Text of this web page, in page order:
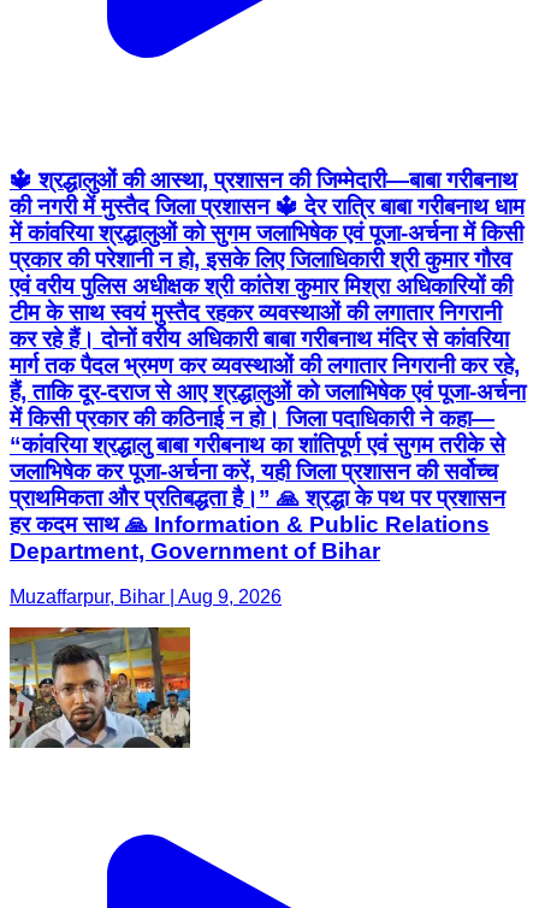
🔱 श्रद्धालुओं की आस्था, प्रशासन की जिम्मेदारी—बाबा गरीबनाथ
की नगरी में मुस्तैद जिला प्रशासन 🔱 देर रात्रि बाबा गरीबनाथ धाम
में कांवरिया श्रद्धालुओं को सुगम जलाभिषेक एवं पूजा-अर्चना में किसी
प्रकार की परेशानी न हो, इसके लिए जिलाधिकारी श्री कुमार गौरव
एवं वरीय पुलिस अधीक्षक श्री कांतेश कुमार मिश्रा अधिकारियों की
टीम के साथ स्वयं मुस्तैद रहकर व्यवस्थाओं की लगातार निगरानी
कर रहे हैं। दोनों वरीय अधिकारी बाबा गरीबनाथ मंदिर से कांवरिया
मार्ग तक पैदल भ्रमण कर व्यवस्थाओं की लगातार निगरानी कर रहे,
हैं, ताकि दूर-दराज से आए श्रद्धालुओं को जलाभिषेक एवं पूजा-अर्चना
में किसी प्रकार की कठिनाई न हो। जिला पदाधिकारी ने कहा—
“कांवरिया श्रद्धालु बाबा गरीबनाथ का शांतिपूर्ण एवं सुगम तरीके से
जलाभिषेक कर पूजा-अर्चना करें, यही जिला प्रशासन की सर्वोच्च
प्राथमिकता और प्रतिबद्धता है।” 🙏 श्रद्धा के पथ पर प्रशासन
हर कदम साथ 🙏 Information & Public Relations
Department, Government of Bihar
Muzaffarpur, Bihar | Aug 9, 2026